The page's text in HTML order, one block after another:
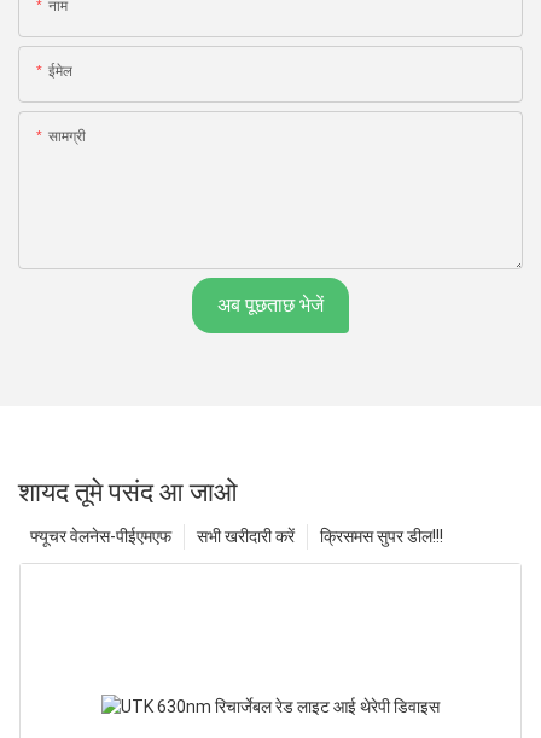
नाम
ईमेल
सामग्री
अब पूछताछ भेजें
शायद तूमे पसंद आ जाओ
क्रिसमस सुपर डील!!!
सभी खरीदारी करें
फ्यूचर वेलनेस-पीईएमएफ